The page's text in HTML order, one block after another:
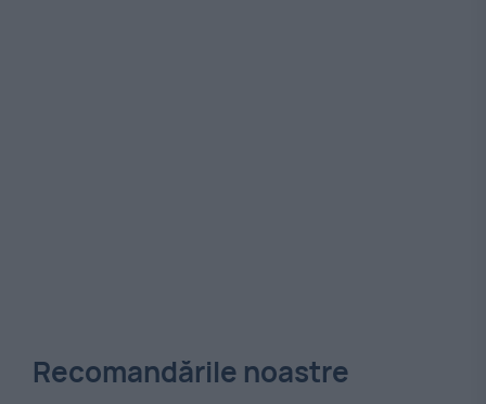
Recomandările noastre